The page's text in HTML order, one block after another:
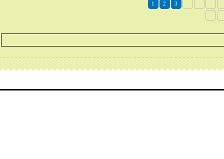
1 2 3